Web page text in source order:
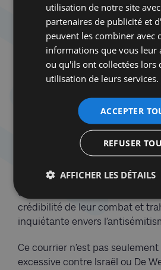
progressiste flamand,De Morgen
professeur émérite de droit des
du Human Rights Centre de
défend Nauwelaerts et s’en
Premier ministre pour son
la police – et non pas une
défendre la liberté
excusent des propos qui,
groupes, leur paraîtraient
inacceptables. Jamais ils
des personnes noires ou des
Ces deux poids, deux mesures
crédibilité de leur combat et
inquiétante envers
Ce courrier n’est pas
excessive contre Israël ou De
utilisation de notre site
partenaires de publicité et
peuvent les combiner avec
informations que vous leur
ou qu'ils ont collectées lors
utilisation de leurs services.
ACCEPTER
REFUSER
AFFICHER LES DÉTAILS